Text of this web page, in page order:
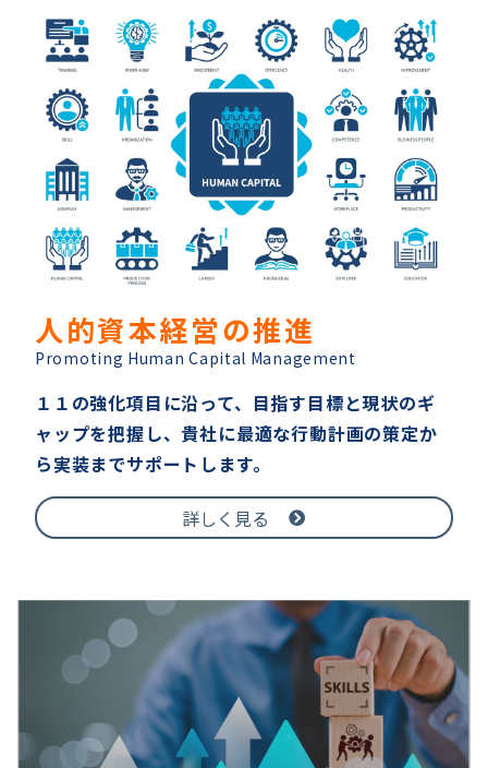
人的資本経営の推進
Promoting Human Capital Management
１１の強化項目に沿って、目指す目標と現状のギ
ャップを把握し、貴社に最適な行動計画の策定か
ら実装までサポートします。
詳しく見る